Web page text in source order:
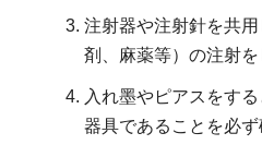
注射器や注射針を共
剤、麻薬等）の注射を
入れ墨やピアスをす
器具であることを必ず